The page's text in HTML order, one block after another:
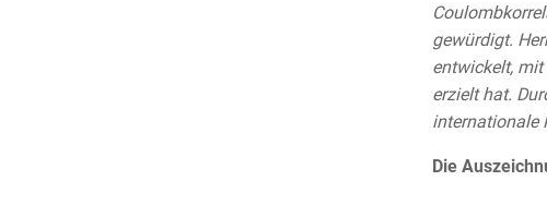
gewürdigt.
entwickelt, mit
erzielt hat.
internationale
Die